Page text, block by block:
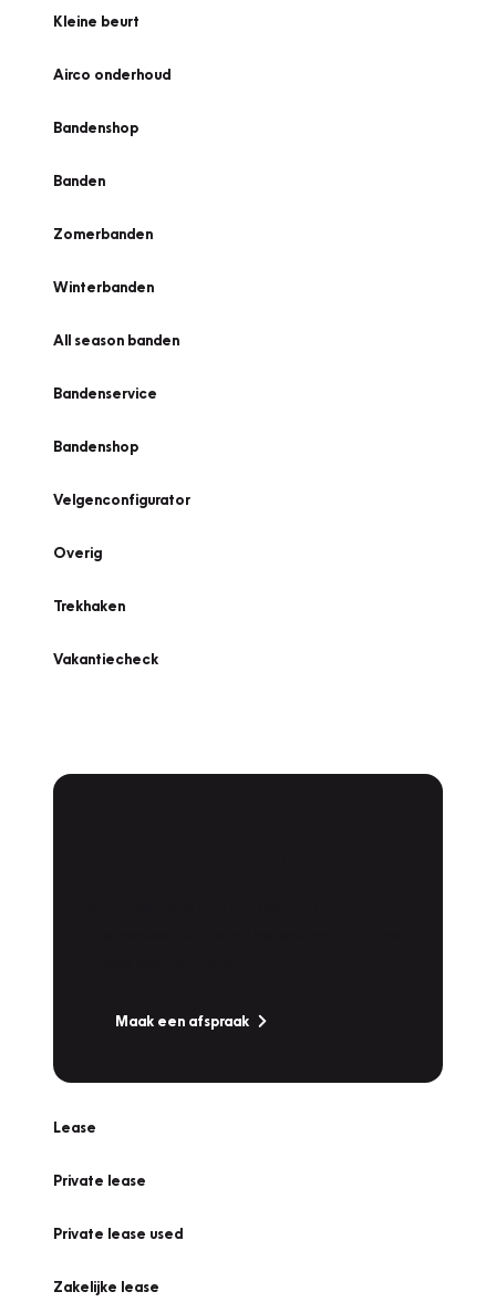
Kleine beurt
Airco onderhoud
Bandenshop
Banden
Zomerbanden
Winterbanden
All season banden
Bandenservice
Bandenshop
Velgenconfigurator
Overig
Trekhaken
Vakantiecheck
Maak een afspraak
Lease
Private lease
Private lease used
Zakelijke lease